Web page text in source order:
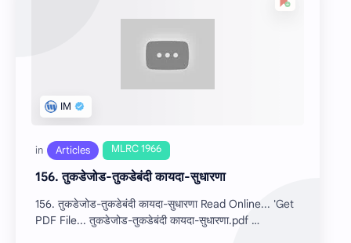
156. तुकडेजोड-तुकडेबंदी कायदा-सुधारणा
156. तुकडेजोड-तुकडेबंदी कायदा-सुधारणा Read Online... 'Get
PDF File... तुकडेजोड-तुकडेबंदी कायदा-सुधारणा.pdf …